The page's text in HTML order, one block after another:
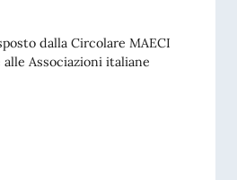
dalla Circolare MAECI
Associazioni italiane
2026 – MAPPATURA DELLE